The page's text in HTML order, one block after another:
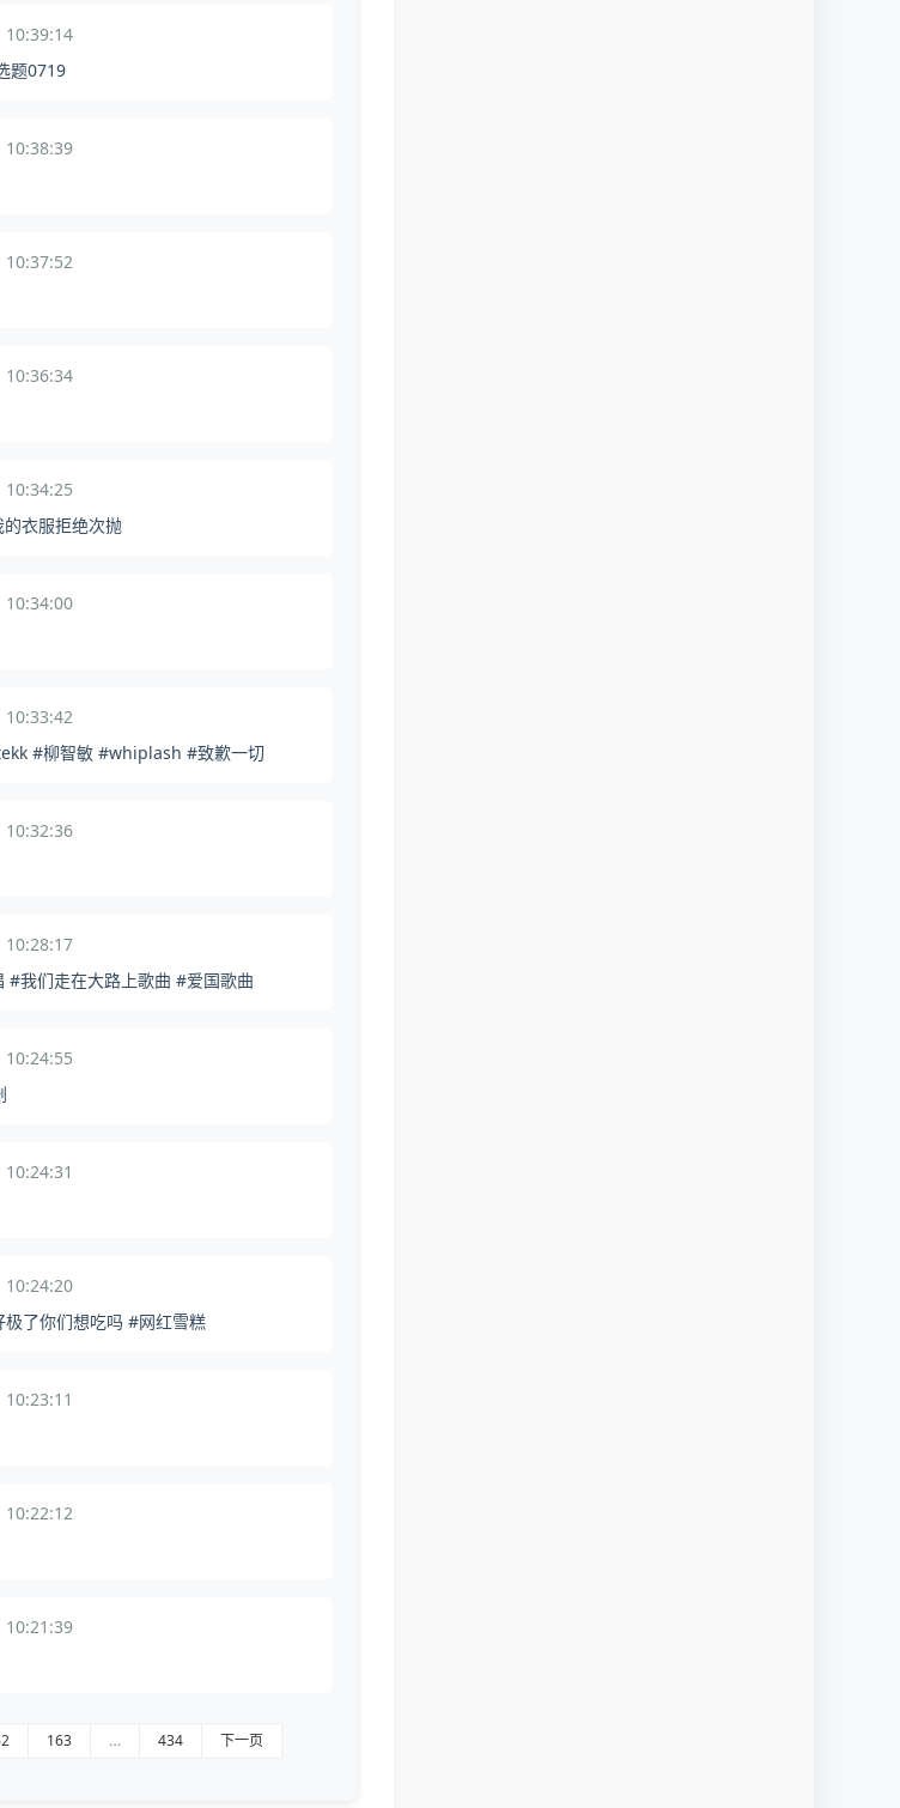
10:39:14
题0719
10:38:39
10:37:52
10:36:34
10:34:25
衣服拒绝次抛
10:34:00
10:33:42
#柳智敏 #whiplash #致歉一切
10:32:36
10:28:17
#我们走在大路上歌曲 #爱国歌曲
10:24:55
10:24:20
了你们想吃吗 #网红雪糕
10:22:12
10:21:39
163 … 434 下一页